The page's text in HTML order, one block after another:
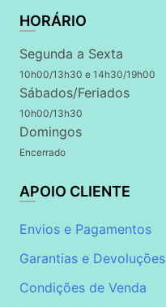
HORÁRIO
Segunda a Sexta
10h00/13h30 e 14h30/19h00
Sábados/Feriados
10h00/13h30
Domingos
Encerrado
APOIO CLIENTE
Envios e Pagamentos
Garantias e Devoluções
Condições de Venda